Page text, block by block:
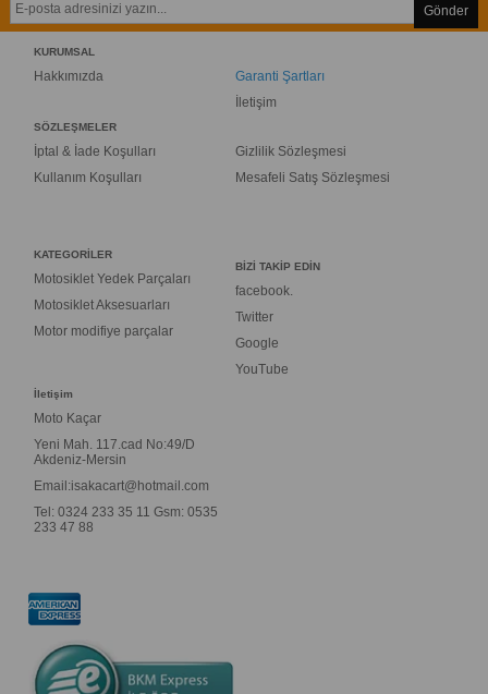
Gönder
KURUMSAL
Hakkımızda
Garanti Şartları
İletişim
SÖZLEŞMELER
İptal & İade Koşulları
Kullanım Koşulları
Gizlilik Sözleşmesi
Mesafeli Satış Sözleşmesi
KATEGORİLER
Motosiklet Yedek Parçaları
Motosiklet Aksesuarları
Motor modifiye parçalar
BİZİ TAKİP EDİN
facebook.
Twitter
Google
YouTube
İletişim
Moto Kaçar
Yeni Mah. 117.cad No:49/D
Akdeniz-Mersin
Email:isakacart@hotmail.com
Tel: 0324 233 35 11 Gsm: 0535
233 47 88